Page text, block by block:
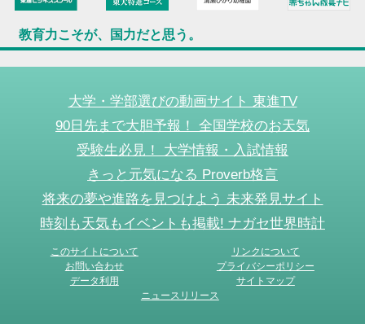
教育力こそが、国力だと思う。
大学・学部選びの動画サイト 東進TV
90日先まで大胆予報！ 全国学校のお天気
受験生必見！ 大学情報・入試情報
きっと元気になる Proverb格言
将来の夢や進路を見つけよう 未来発見サイト
時刻も天気もイベントも掲載! ナガセ世界時計
このサイトについて
リンクについて
お問い合わせ
プライバシーポリシー
データ利用
サイトマップ
ニュースリリース